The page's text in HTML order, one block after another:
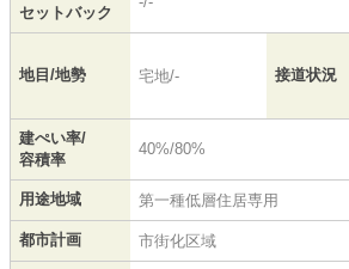
セットバック
地目/地勢 宅地/- 接道状況
建ぺい率/
容積率
40%/80%
用途地域 第一種低層住居専用
都市計画 市街化区域